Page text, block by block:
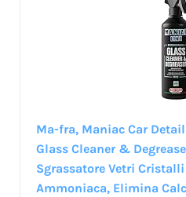
Ma-fra, Maniac Car
Glass Cleaner &
Sgrassatore Vetri
Ammoniaca, Elimina